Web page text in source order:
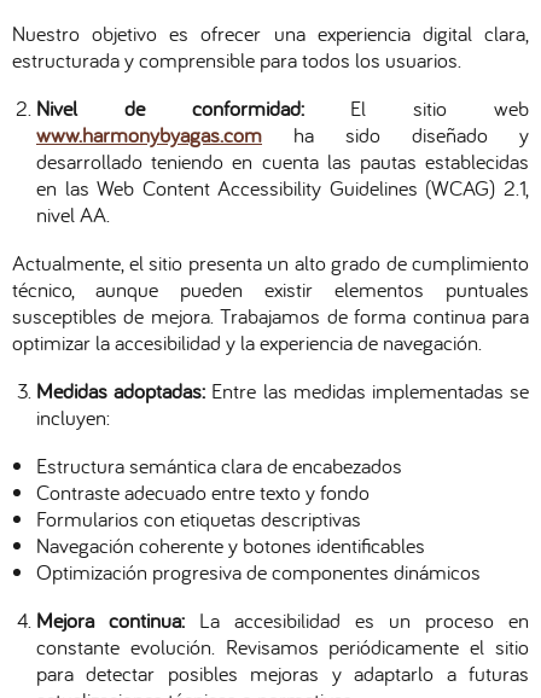
Nuestro objetivo es ofrecer una experiencia digital clara,
estructurada y comprensible para todos los usuarios.
Nivel de conformidad: El sitio web
www.harmonybyagas.com
ha sido diseñado y
desarrollado teniendo en cuenta las pautas establecidas
en las Web Content Accessibility Guidelines (WCAG) 2.1,
nivel AA.
Actualmente, el sitio presenta un alto grado de cumplimiento
técnico, aunque pueden existir elementos puntuales
susceptibles de mejora. Trabajamos de forma continua para
optimizar la accesibilidad y la experiencia de navegación.
Medidas adoptadas: Entre las medidas implementadas se
incluyen:
Estructura semántica clara de encabezados
Contraste adecuado entre texto y fondo
Formularios con etiquetas descriptivas
Navegación coherente y botones identificables
Optimización progresiva de componentes dinámicos
Mejora continua: La accesibilidad es un proceso en
constante evolución. Revisamos periódicamente el sitio
para detectar posibles mejoras y adaptarlo a futuras